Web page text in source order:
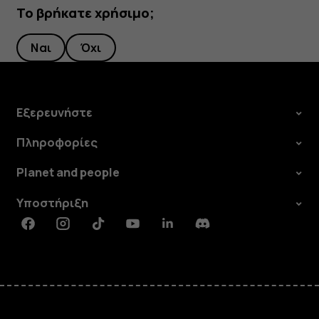
Το βρήκατε χρήσιμο;
Ναι Όχι
Εξερευνήστε
Πληροφορίες
Planet and people
Υποστήριξη
FacebookInstagramTiktokYoutubeLinkedinDiscord